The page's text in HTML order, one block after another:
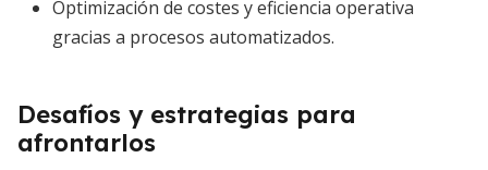
Optimización de costes y eficiencia operativa
gracias a procesos automatizados.
Desafíos y estrategias para
afrontarlos